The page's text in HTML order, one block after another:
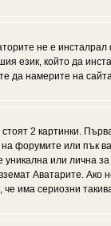
не е
език, който да
да намерите на
2 картинки.
форумите или пък
уникална или лична
Аватарите.
че има сериозни